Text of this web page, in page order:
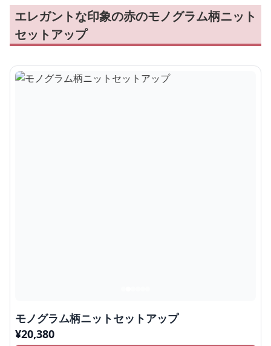
エレガントな印象の赤のモノグラム柄ニット
セットアップ
モノグラム柄ニットセットアップ
¥20,380